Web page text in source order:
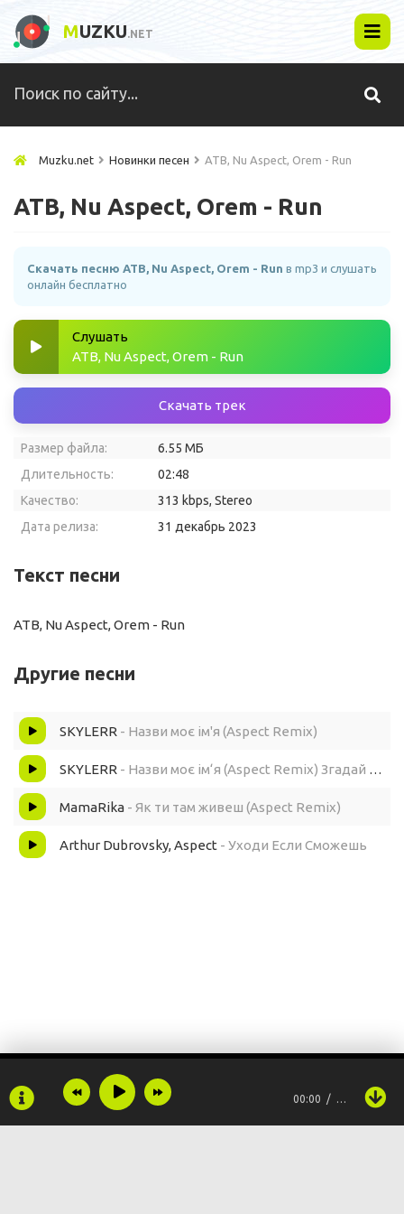
MUZKU.NET
Muzku.net Новинки песен ATB, Nu Aspect, Orem - Run
ATB, Nu Aspect, Orem - Run
Скачать песню ATB, Nu Aspect, Orem - Run в mp3 и слушать
онлайн бесплатно
Слушать
ATB, Nu Aspect, Orem - Run
Скачать трек
Размер файла:
6.55 МБ
Длительность:
02:48
Качество:
313 kbps, Stereo
Дата релиза:
31 декабрь 2023
Текст песни
ATB, Nu Aspect, Orem - Run
Другие песни
SKYLERR - Назви моє ім'я (Aspect Remix)
SKYLERR - Назви моє ім‘я (Aspect Remix) Згадай той день де ти і я
MamaRika - Як ти там живеш (Aspect Remix)
Arthur Dubrovsky, Aspect - Уходи Если Сможешь
00:00